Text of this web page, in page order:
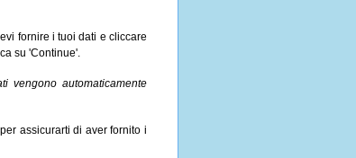
fornire i tuoi dati e cliccare
su 'Continue'.
vengono automaticamente
assicurarti di aver fornito i